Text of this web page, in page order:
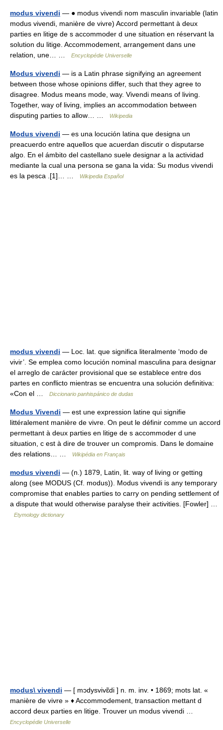
modus vivendi — ● modus vivendi nom masculin invariable (latin
modus vivendi, manière de vivre) Accord permettant à deux
parties en litige de s accommoder d une situation en réservant la
solution du litige. Accommodement, arrangement dans une
relation, une… …
Encyclopédie Universelle
Modus vivendi — is a Latin phrase signifying an agreement
between those whose opinions differ, such that they agree to
disagree. Modus means mode, way. Vivendi means of living.
Together, way of living, implies an accommodation between
disputing parties to allow… …
Wikipedia
Modus vivendi — es una locución latina que designa un
preacuerdo entre aquellos que acuerdan discutir o disputarse
algo. En el ámbito del castellano suele designar a la actividad
mediante la cual una persona se gana la vida: Su modus vivendi
es la pesca .[1]… …
Wikipedia Español
modus vivendi — Loc. lat. que significa literalmente ‘modo de
vivir’. Se emplea como locución nominal masculina para designar
el arreglo de carácter provisional que se establece entre dos
partes en conflicto mientras se encuentra una solución definitiva:
«Con el …
Diccionario panhispánico de dudas
Modus Vivendi — est une expression latine qui signifie
littéralement manière de vivre. On peut le définir comme un accord
permettant à deux parties en litige de s accommoder d une
situation, c est à dire de trouver un compromis. Dans le domaine
des relations… …
Wikipédia en Français
modus vivendi — (n.) 1879, Latin, lit. way of living or getting
along (see MODUS (Cf. modus)). Modus vivendi is any temporary
compromise that enables parties to carry on pending settlement of
a dispute that would otherwise paralyse their activities. [Fowler] …
Etymology dictionary
modus\ vivendi — [ mɔdysvivɛ̃di ] n. m. inv. • 1869; mots lat. «
manière de vivre » ♦ Accommodement, transaction mettant d
accord deux parties en litige. Trouver un modus vivendi …
Encyclopédie Universelle